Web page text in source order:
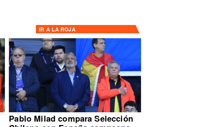
IR A LA ROJA
Pablo Milad compara Selección